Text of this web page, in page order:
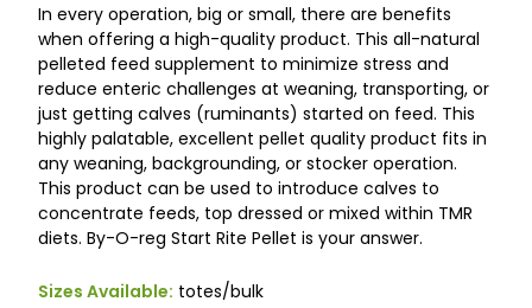
In every operation, big or small, there are benefits
when offering a high-quality product. This all-natural
pelleted feed supplement to minimize stress and
reduce enteric challenges at weaning, transporting, or
just getting calves (ruminants) started on feed. This
highly palatable, excellent pellet quality product fits in
any weaning, backgrounding, or stocker operation.
This product can be used to introduce calves to
concentrate feeds, top dressed or mixed within TMR
diets. By-O-reg Start Rite Pellet is your answer.
Sizes Available: totes/bulk